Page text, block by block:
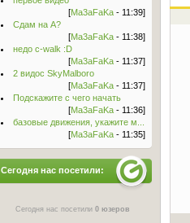
[Ma3aFaKa- 11:39]
Сдам на А?
[Ma3aFaKa- 11:38]
недо c-walk :D
[Ma3aFaKa- 11:37]
2 видос SkyMalboro
[Ma3aFaKa- 11:37]
Подскажите с чего начать
[Ma3aFaKa- 11:36]
базовые движения, укажите м...
[Ma3aFaKa- 11:35]
Сегодня нас посетили:
Сегодня нас посетили 0 юзеров